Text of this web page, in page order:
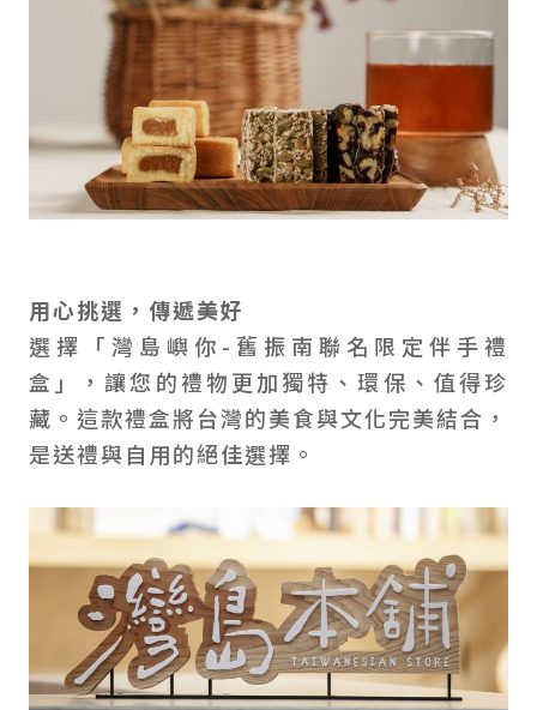
用心挑選，傳遞美好
選擇「灣島嶼你-舊振南聯名限定伴手禮
盒」，讓您的禮物更加獨特、環保、值得珍
藏。這款禮盒將台灣的美食與文化完美結合，
是送禮與自用的絕佳選擇。